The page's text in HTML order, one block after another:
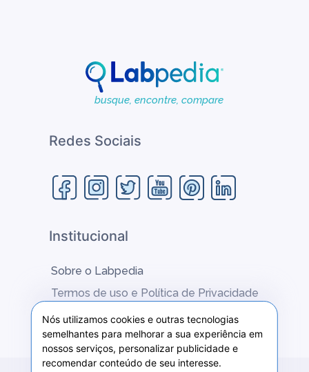
busque, encontre, compare
Redes Sociais
Institucional
Sobre o Labpedia
Termos de uso e Política de Privacidade
Fale conosco
Nós utilizamos cookies e outras tecnologias
semelhantes para melhorar a sua experiência em
nossos serviços, personalizar publicidade e
recomendar conteúdo de seu interesse.